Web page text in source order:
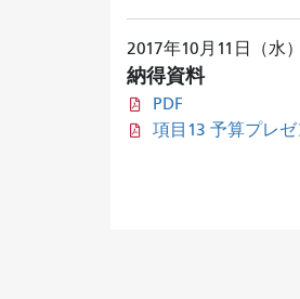
2017年10月11日（水）
納得資料
PDF
項目13 予算プレ